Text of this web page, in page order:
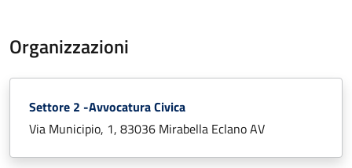
Organizzazioni
Settore 2 -Avvocatura Civica
Via Municipio, 1, 83036 Mirabella Eclano AV